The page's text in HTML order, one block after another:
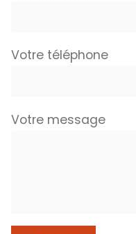
Votre téléphone
Votre message